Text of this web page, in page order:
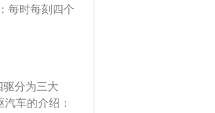
每时每刻四个
统可以分配四
术被大量讲求
有效驱动力和
分为三大
车的介绍：